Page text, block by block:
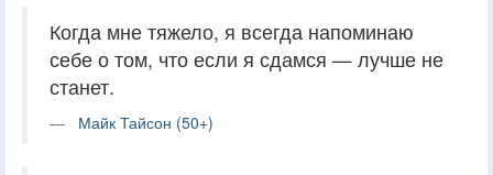
Когда мне тяжело, я всегда напоминаю
себе о том, что если я сдамся — лучше не
станет.
Майк Тайсон (50+)